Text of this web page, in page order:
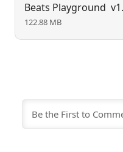
Beats Playground
122.88 MB